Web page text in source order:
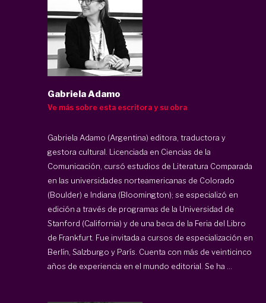
Gabriela Adamo
Ve más sobre esta escritora y su obra
Gabriela Adamo (Argentina) editora, traductora y
gestora cultural. Licenciada en Ciencias de la
Comunicación, cursó estudios de Literatura Comparada
en las universidades norteamericanas de Colorado
(Boulder) e Indiana (Bloomington); se especializó en
edición a través de programas de la Universidad de
Stanford (California) y de una beca de la Feria del Libro
de Frankfurt. Fue invitada a cursos de especialización en
Berlín, Salzburgo y París. Cuenta con más de veinticinco
años de experiencia en el mundo editorial. Se ha ...